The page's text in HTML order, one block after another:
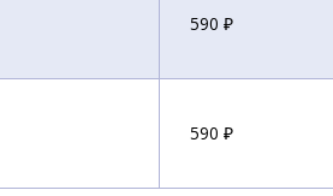
590 ₽
590 ₽